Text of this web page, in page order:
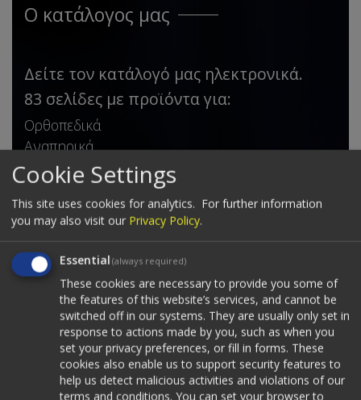
Ο κατάλογος μας
Δείτε τον κατάλογό μας ηλεκτρονικά.
83 σελίδες με προϊόντα για:
Ορθοπεδικά
Αναπηρικά
Νάρθηκες
Τεχνικά μέλη
Κηδεμόνες
Σκολίωση
Κατεβάστε το σε μορφή PDF
Δείτε τον κατάλογο εδώ
View our catalogue
Cookie Settings
This site uses cookies for analytics. For further information
you may also visit our Privacy Policy.
Essential (always required)
These cookies are necessary to provide you some of
the features of this website’s services, and cannot be
switched off in our systems. They are usually only set in
response to actions made by you, such as when you
set your privacy preferences, or fill in forms. These
cookies also enable us to support security features to
help us detect malicious activities and violations of our
terms and conditions. You can set your browser to